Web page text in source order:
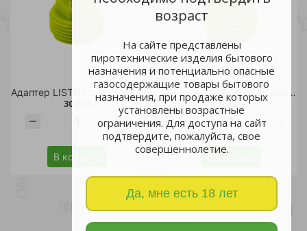
возраст
На сайте представлены
пиротехнические изделия бытового
назначения и потенциально опасные
газосодержащие товары бытового
назначения, при продаже которых
установлены возрастные
ограничения. Для доступа на сайт
подтвердите, пожалуйста, свое
совершеннолетие.
Да, мне есть 18 лет
Адаптер LISTOK с наружной резьбой d 1/2" /240
30 руб.
В корзину
Адаптер LISTOK с наружной резьбой d 3/4" /240
30 руб.
шт
В корзину